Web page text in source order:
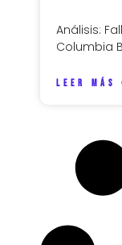
Análisis:
Columbia
LEER MÁS